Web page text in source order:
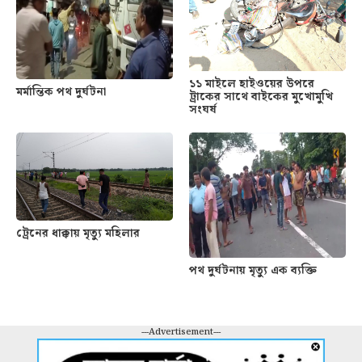
মর্মান্তিক পথ দুর্ঘটনা ১১ মাইলে হাইওয়ের উপরে
ট্রাকের সাথে বাইকের মুখোমুখি
সংঘর্ষ
ট্রেনের ধাক্কায় মৃত্যু মহিলার
পথ দুর্ঘটনায় মৃত্যু এক ব্যক্তি
---Advertisement---